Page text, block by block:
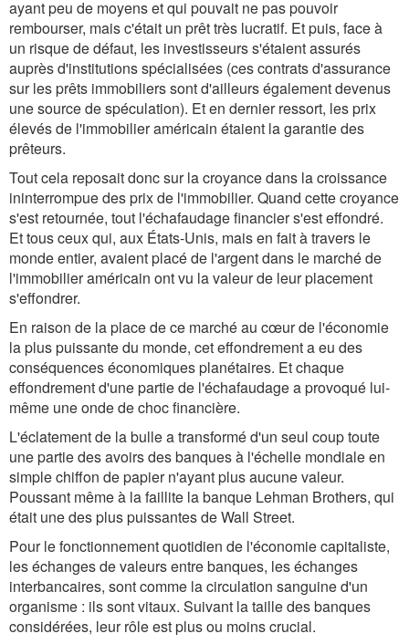
ayant peu de moyens et qui pouvait ne pas pouvoir
rembourser, mais c'était un prêt très lucratif. Et puis, face à
un risque de défaut, les investisseurs s'étaient assurés
auprès d'institutions spécialisées (ces contrats d'assurance
sur les prêts immobiliers sont d'ailleurs également devenus
une source de spéculation). Et en dernier ressort, les prix
élevés de l'immobilier américain étaient la garantie des
prêteurs.
Tout cela reposait donc sur la croyance dans la croissance
ininterrompue des prix de l'immobilier. Quand cette croyance
s'est retournée, tout l'échafaudage financier s'est effondré.
Et tous ceux qui, aux États-Unis, mais en fait à travers le
monde entier, avaient placé de l'argent dans le marché de
l'immobilier américain ont vu la valeur de leur placement
s'effondrer.
En raison de la place de ce marché au cœur de l'économie
la plus puissante du monde, cet effondrement a eu des
conséquences économiques planétaires. Et chaque
effondrement d'une partie de l'échafaudage a provoqué lui-
même une onde de choc financière.
L'éclatement de la bulle a transformé d'un seul coup toute
une partie des avoirs des banques à l'échelle mondiale en
simple chiffon de papier n'ayant plus aucune valeur.
Poussant même à la faillite la banque Lehman Brothers, qui
était une des plus puissantes de Wall Street.
Pour le fonctionnement quotidien de l'économie capitaliste,
les échanges de valeurs entre banques, les échanges
interbancaires, sont comme la circulation sanguine d'un
organisme : ils sont vitaux. Suivant la taille des banques
considérées, leur rôle est plus ou moins crucial.